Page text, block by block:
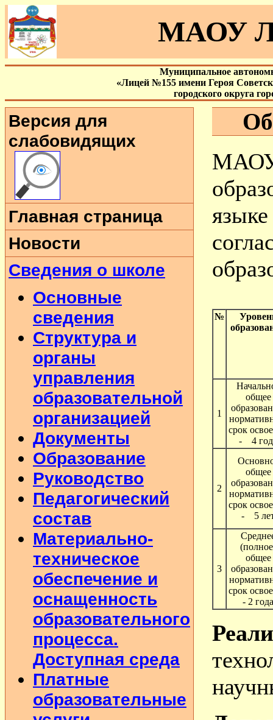
МАОУ
Муниципальное
«Лицей №155 имени Героя
городского округа
Версия для
слабовидящих
Главная страница
Новости
Сведения о школе
Основные
сведения
Структура и
органы
управления
образовательной
организацией
Документы
Образование
Руководство
Педагогический
состав
Материально-
техническое
обеспечение и
оснащенность
образовательного
процесса.
Доступная среда
Платные
образовательные
МАОУ
№
1
общее
срок
- 4
2
общее
срок
- 5
3
общее
срок
- 2 года